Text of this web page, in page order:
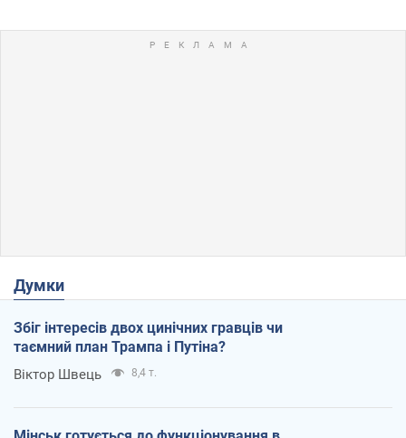
Думки
Збіг інтересів двох цинічних гравців чи
таємний план Трампа і Путіна?
Віктор Швець 8,4 т.